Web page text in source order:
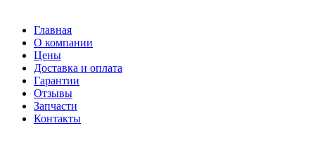
Главная
О компании
Цены
Доставка и оплата
Гарантии
Отзывы
Запчасти
Контакты